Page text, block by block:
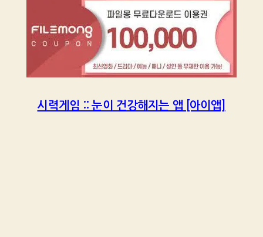
시력게임 :: 눈이 건강해지는 앱 [아이앱]